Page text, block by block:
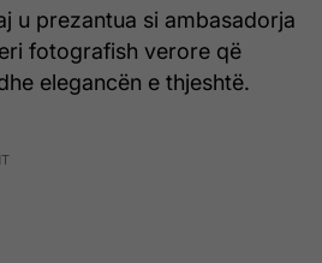
u prezantua si ambasadorja
fotografish verore që
elegancën e thjeshtë.